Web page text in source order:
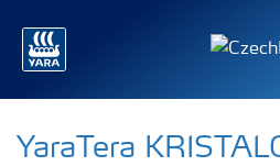
YaraTera